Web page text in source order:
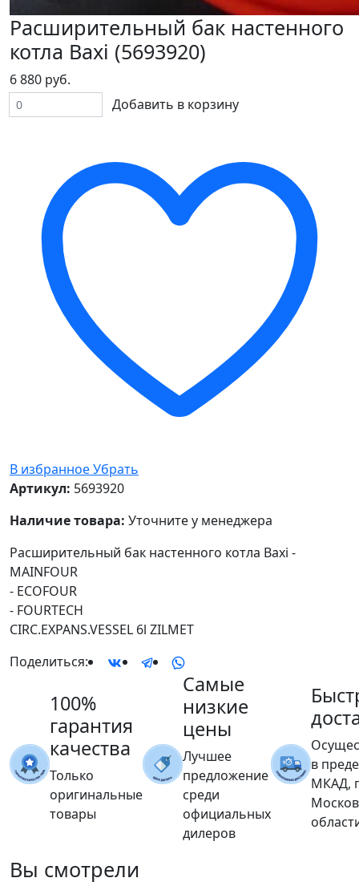
Расширительный бак настенного
котла Baxi (5693920)
6 880 руб.
Добавить в корзину
В избранноеУбрать
Артикул: 5693920
Наличие товара: Уточните у менеджера
Расширительный бак настенного котла Baxi -
MAINFOUR
- ECOFOUR
- FOURTECH
CIRC.EXPANS.VESSEL 6l ZILMET
Поделиться:
100%
гарантия
качества
Только
оригинальные
товары
Самые
низкие
цены
Лучшее
предложение
среди
официальных
дилеров
в
МКАД,
Вы смотрели